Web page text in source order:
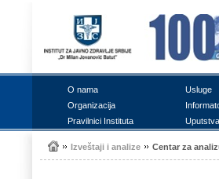
О nаmа Uslugе
Оrgаnizаciја
Prаvilnici Institutа
Izvеštајi i аnаlizе Cеntаr zа